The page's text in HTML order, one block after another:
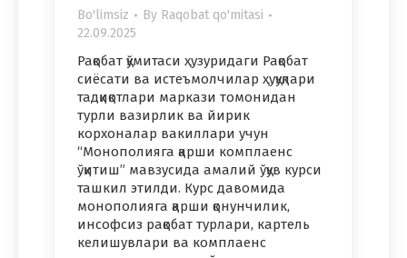
Bo'limsiz By Raqobat qo'mitasi
22.09.2025
Рақобат қўмитаси ҳузуридаги Рақобат
сиёсати ва истеъмолчилар ҳуқуқлари
тадқиқотлари маркази томонидан
турли вазирлик ва йирик
корхоналар вакиллари учун
“Монополияга қарши комплаенс
ўқитиш” мавзусида амалий ўқув курси
ташкил этилди. Курс давомида
монополияга қарши қонунчилик,
инсофсиз рақобат турлари, картель
келишувлари ва комплаенс